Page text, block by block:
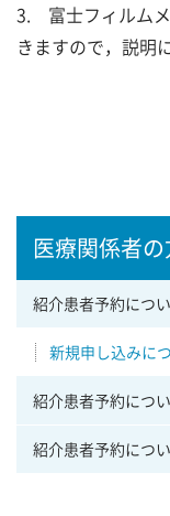
3. 富士フィルム
きますので，説明
医療関係者
紹介患者予約につ
新規申し込みに
紹介患者予約につ
紹介患者予約につい